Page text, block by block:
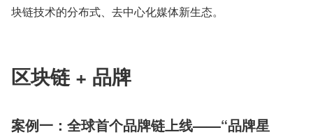
块链技术的分布式、去中心化媒体新生态。
区块链 + 品牌
案例一：全球首个品牌链上线——“品牌星